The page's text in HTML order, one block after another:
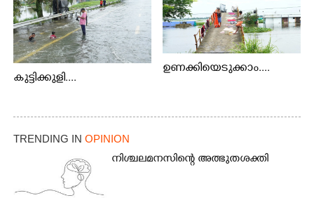
കുട്ടിക്കുളി....
ഉണക്കിയെടുക്കാം....
TRENDING IN OPINION
നിശ്ചലമനസിന്റെ അത്ഭുതശക്തി